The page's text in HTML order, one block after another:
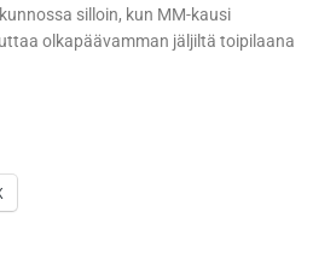
silloin, kun MM-kausi
olkapäävamman jäljiltä toipilaana